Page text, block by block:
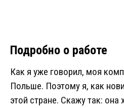
Подробно о работе
Как я уже говорил, моя
Польше. Поэтому я, как
этой стране. Скажу так: она